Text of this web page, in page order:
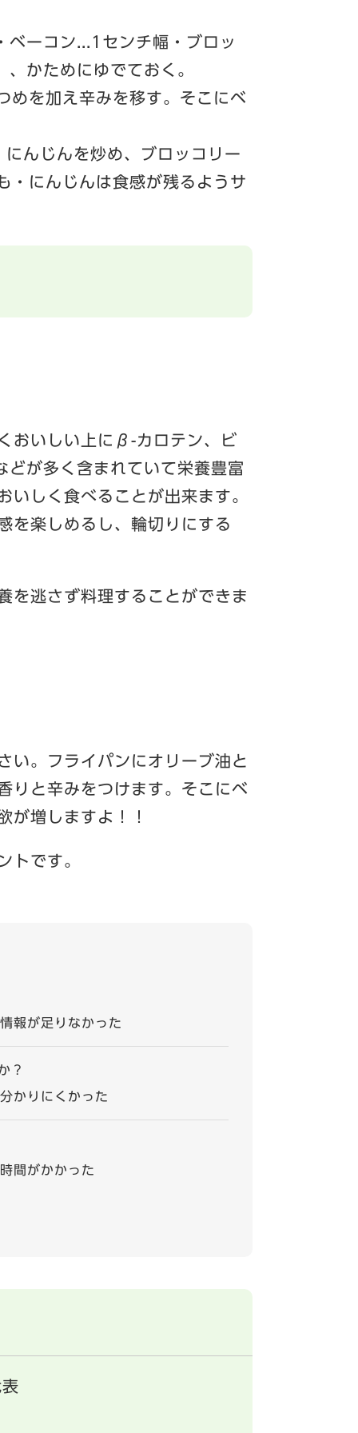
ーコン...1センチ幅・ブロッ
かためにゆでておく。
めを加え辛みを移す。そこにベ
んじんを炒め、ブロッコリー
・にんじんは食感が残るようサ
おいしい上にβ-カロテン、ビ
どが多く含まれていて栄養豊富
いしく食べることが出来ます。
を楽しめるし、輪切りにする
を逃さず料理することができま
い。フライパンにオリーブ油と
りと辛みをつけます。そこにベ
が増しますよ！！
トです。
情報が足りなかった
？
分かりにくかった
時間がかかった